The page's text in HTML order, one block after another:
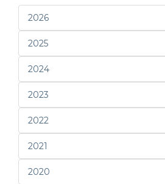
2026
2025
2024
2023
2022
2021
2020